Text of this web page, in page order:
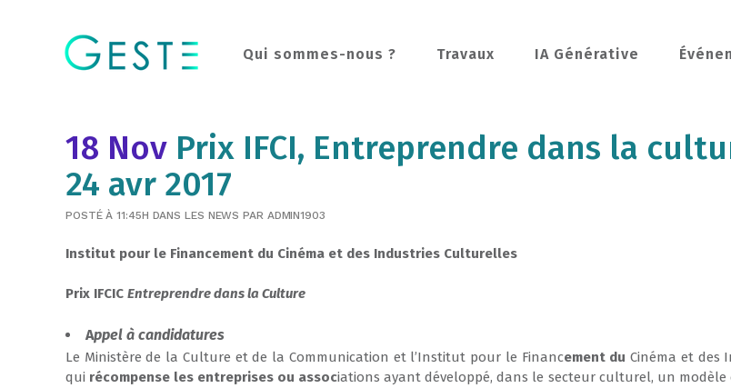
Qui sommes-nous ? Travaux IA Générative
18 Nov Prix IFCI, Entreprendre dans la
24 avr 2017
POSTÉ À 11:45H DANSLES NEWS PAR ADMIN1903
Institut pour le Financement du Cinéma et des Industries Culturelles
Prix IFCIC Entreprendre dans la Culture
Appel à candidatures
Le Ministère de la Culture et de la Communication et l’Institut pour le Financement duCinéma et des
qui récompense les entreprises ou associations ayant développé, dans le secteur culturel, un modèle